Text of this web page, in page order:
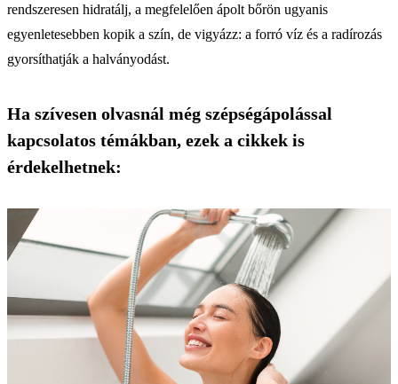
rendszeresen hidratálj, a megfelelően ápolt bőrön ugyanis
egyenletesebben kopik a szín, de vigyázz: a forró víz és a radírozás
gyorsíthatják a halványodást.
Ha szívesen olvasnál még szépségápolással
kapcsolatos témákban, ezek a cikkek is
érdekelhetnek: